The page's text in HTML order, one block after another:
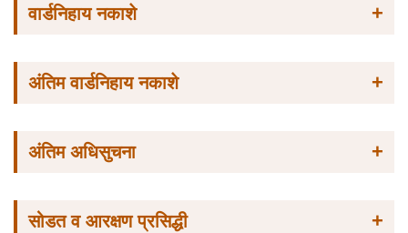
वार्डनिहाय नकाशे +
अंतिम वार्डनिहाय नकाशे +
अंतिम अधिसुचना +
सोडत व आरक्षण प्रसिद्धी +